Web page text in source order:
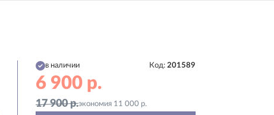
в наличии Код: 201589
6 900 р.
17 900р.экономия 11 000 р.